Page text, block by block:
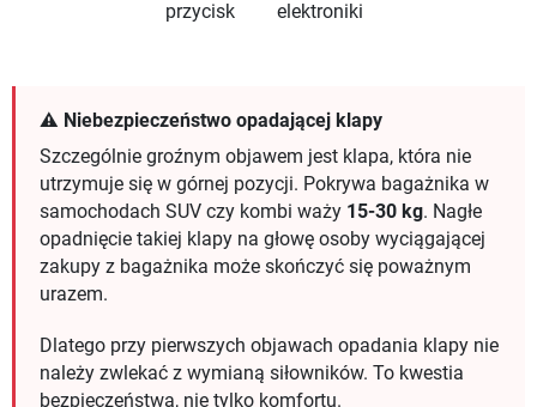
przycisk
elektroniki
⚠️ Niebezpieczeństwo opadającej klapy
Szczególnie groźnym objawem jest klapa, która nie
utrzymuje się w górnej pozycji. Pokrywa bagażnika w
samochodach SUV czy kombi waży 15-30 kg. Nagłe
opadnięcie takiej klapy na głowę osoby wyciągającej
zakupy z bagażnika może skończyć się poważnym
urazem.
Dlatego przy pierwszych objawach opadania klapy nie
należy zwlekać z wymianą siłowników. To kwestia
bezpieczeństwa, nie tylko komfortu.